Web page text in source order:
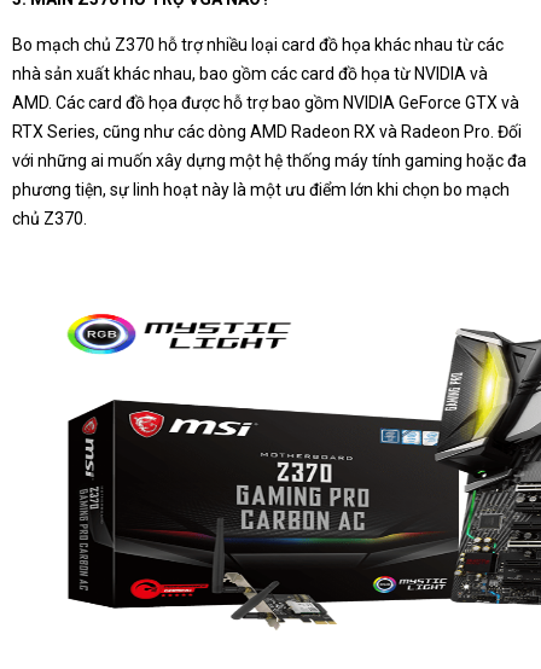
Bo mạch chủ Z370 hỗ trợ nhiều loại card đồ họa khác nhau từ các
nhà sản xuất khác nhau, bao gồm các card đồ họa từ NVIDIA và
AMD. Các card đồ họa được hỗ trợ bao gồm NVIDIA GeForce GTX và
RTX Series, cũng như các dòng AMD Radeon RX và Radeon Pro. Đối
với những ai muốn xây dựng một hệ thống máy tính gaming hoặc đa
phương tiện, sự linh hoạt này là một ưu điểm lớn khi chọn bo mạch
chủ Z370.